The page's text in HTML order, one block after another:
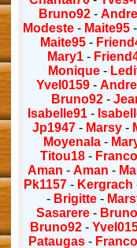
Bruno92 -Andre
Modeste - Maite95 -
Maite95-
Mary1 -
Monique -
Yvel0159- Andre
Bruno92-
Isabelle91 -
Jp1947- Marsy-
Moyenala-
Titou18 -
Aman - Aman -
Pk1157- Kergrach
- Brigitte -
Sasarere-
Bruno92-
Pataugas-